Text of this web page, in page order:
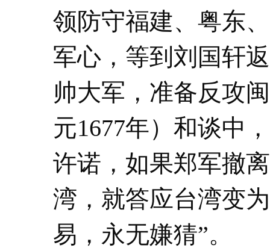
领防守福建、粤东
军心，等到刘国轩
帅大军，准备反攻
元1677年）和谈中
许诺，如果郑军撤
湾，就答应台湾变
易，永无嫌猜”。